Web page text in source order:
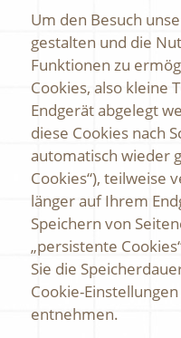
Um den Besuch
gestalten und die
Funktionen zu
Cookies, also kleine
Endgerät abgelegt
diese Cookies nach
automatisch wieder
Cookies“), teilweise
länger auf Ihrem
Speichern von
„persistente
Sie die
Cookie-
entnehmen.